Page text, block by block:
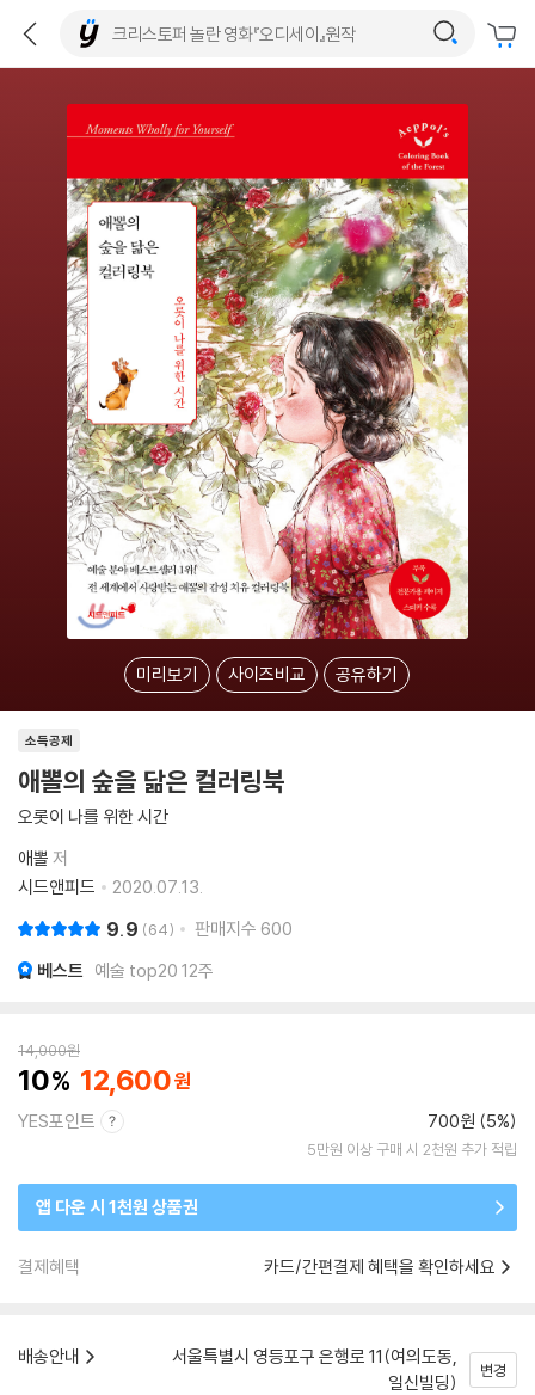
미리보기 사이즈비교 공유하기
소득공제
애뽈의 숲을 닮은 컬러링북
오롯이 나를 위한 시간
애뽈 저
시드앤피드
2020.07.13.
9.9 64 판매지수 600
베스트 예술 top20 12주
14,000원
10 12,600
YES포인트 700원 (5%)
5만원 이상 구매 시 2천원 추가 적립
앱 다운 시 1천원 상품권
결제혜택 카드/간편결제 혜택을 확인하세요
배송안내
서울특별시 영등포구 은행로 11(여의도동,
일신빌딩)
변경